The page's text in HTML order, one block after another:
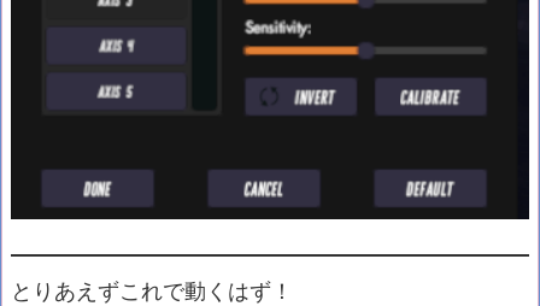
とりあえずこれで動くはず！